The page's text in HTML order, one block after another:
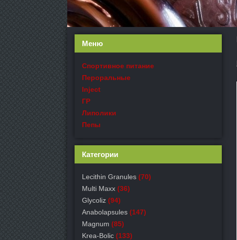
Меню
Спортивное питание
Пероральные
Inject
ГР
Липолики
Пепы
Категории
Lecithin Granules (70)
Multi Maxx (36)
Glycoliz (94)
Anabolapsules (147)
Magnum (85)
Krea-Bolic (133)